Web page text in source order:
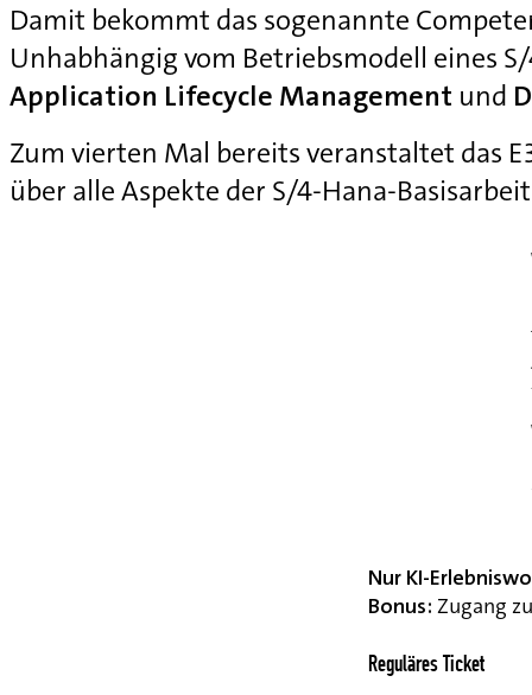
Damit bekommt das sogenannte
Unhabhängig vom Betriebsmodell eines
Application Lifecycle Management und
Zum vierten Mal bereits veranstaltet das
über alle Aspekte der S/4-Hana-
Nur KI-
Bonus: Zugang
Reguläres Ticket